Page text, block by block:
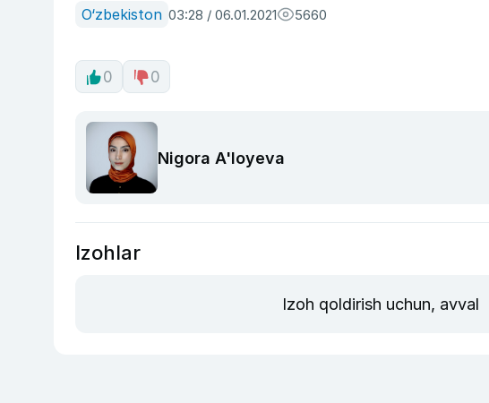
O‘zbekiston 03:28 / 06.01.2021 5660
0 0
Nigora A'loyeva
Izohlar
Izoh qoldirish uchun, avval